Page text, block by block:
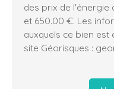
des prix de l'énergie
et 650.00 €. Les
auxquels ce bien
site Géorisques :